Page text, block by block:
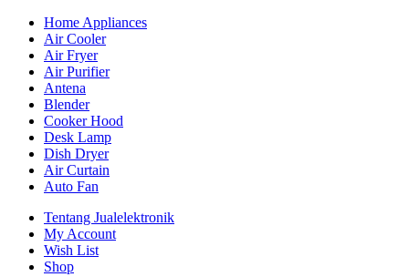
Home Appliances
Air Cooler
Air Fryer
Air Purifier
Antena
Blender
Cooker Hood
Desk Lamp
Dish Dryer
Air Curtain
Auto Fan
Tentang Jualelektronik
My Account
Wish List
Shop